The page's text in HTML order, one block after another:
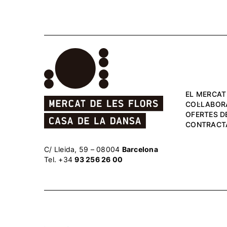
EL MERCAT
OFERTES
C/ Lleida, 59 – 08004 Barcelona
Tel. +3493 256 26 00